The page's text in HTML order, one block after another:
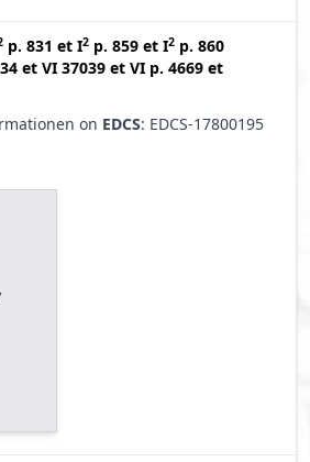
p. 831 et I2 p. 859 et I2 p. 860
et VI 37039 et VI p. 4669 et
on EDCS: EDCS-17800195